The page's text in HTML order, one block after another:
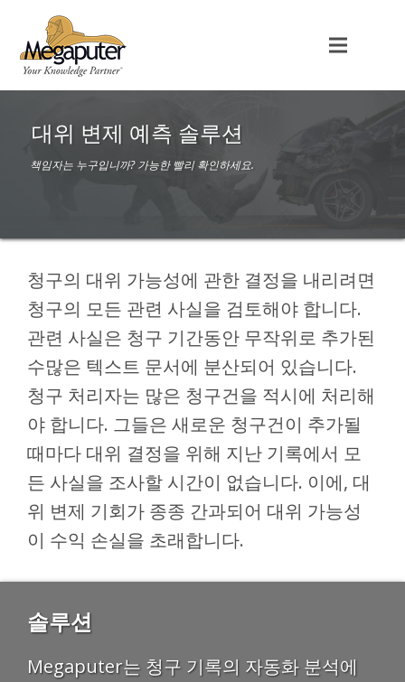
대위 변제 예측 솔루션
책임자는 누구입니까? 가능한 빨리 확인하세요.
청구의 대위 가능성에 관한 결정을 내리려면
청구의 모든 관련 사실을 검토해야 합니다.
관련 사실은 청구 기간동안 무작위로 추가된
수많은 텍스트 문서에 분산되어 있습니다.
청구 처리자는 많은 청구건을 적시에 처리해
야 합니다. 그들은 새로운 청구건이 추가될
때마다 대위 결정을 위해 지난 기록에서 모
든 사실을 조사할 시간이 없습니다. 이에, 대
위 변제 기회가 종종 간과되어 대위 가능성
이 수익 손실을 초래합니다.
솔루션
Megaputer는 청구 기록의 자동화 분석에